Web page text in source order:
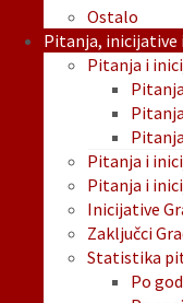
Ostalo
Pitanja, inicijative
Pitanja i
Pitanja i
Pitanja i
Inicijative
Zaključci
Statistika
Po